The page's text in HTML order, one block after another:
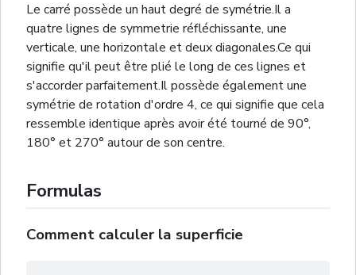
Le carré possède un haut degré de symétrie.Il a
quatre lignes de symmetrie réfléchissante, une
verticale, une horizontale et deux diagonales.Ce qui
signifie qu'il peut être plié le long de ces lignes et
s'accorder parfaitement.Il possède également une
symétrie de rotation d'ordre 4, ce qui signifie que cela
ressemble identique après avoir été tourné de 90°,
180° et 270° autour de son centre.
Formulas
Comment calculer la superficie